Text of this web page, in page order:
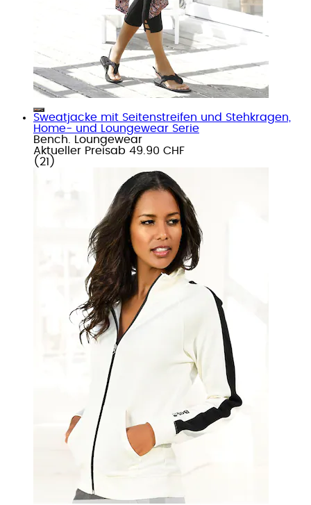
Sweatjacke mit Seitenstreifen und Stehkragen,
Home- und Loungewear Serie
Bench. Loungewear
Aktueller Preisab 49.90 CHF
( 21 )